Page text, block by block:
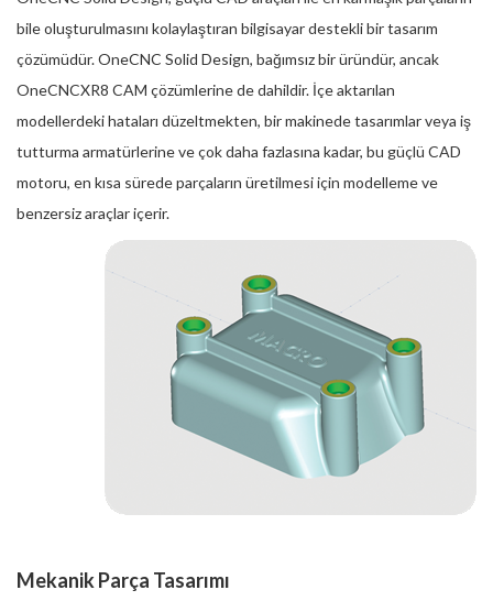
bile oluşturulmasını kolaylaştıran bilgisayar destekli bir tasarım
çözümüdür. OneCNC Solid Design, bağımsız bir üründür, ancak
OneCNCXR8 CAM çözümlerine de dahildir. İçe aktarılan
modellerdeki hataları düzeltmekten, bir makinede tasarımlar veya iş
tutturma armatürlerine ve çok daha fazlasına kadar, bu güçlü CAD
motoru, en kısa sürede parçaların üretilmesi için modelleme ve
benzersiz araçlar içerir.
Mekanik Parça Tasarımı